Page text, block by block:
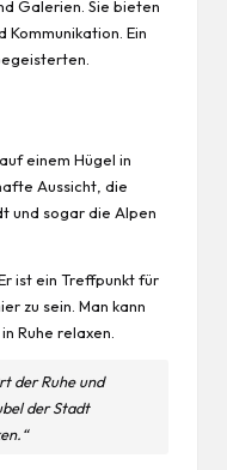
Galerien. Sie bieten
Kommunikation. Ein
einem Hügel in
Aussicht, die
und sogar die Alpen
ist ein Treffpunkt für
zu sein. Man kann
Ruhe relaxen.
der Ruhe und
der Stadt